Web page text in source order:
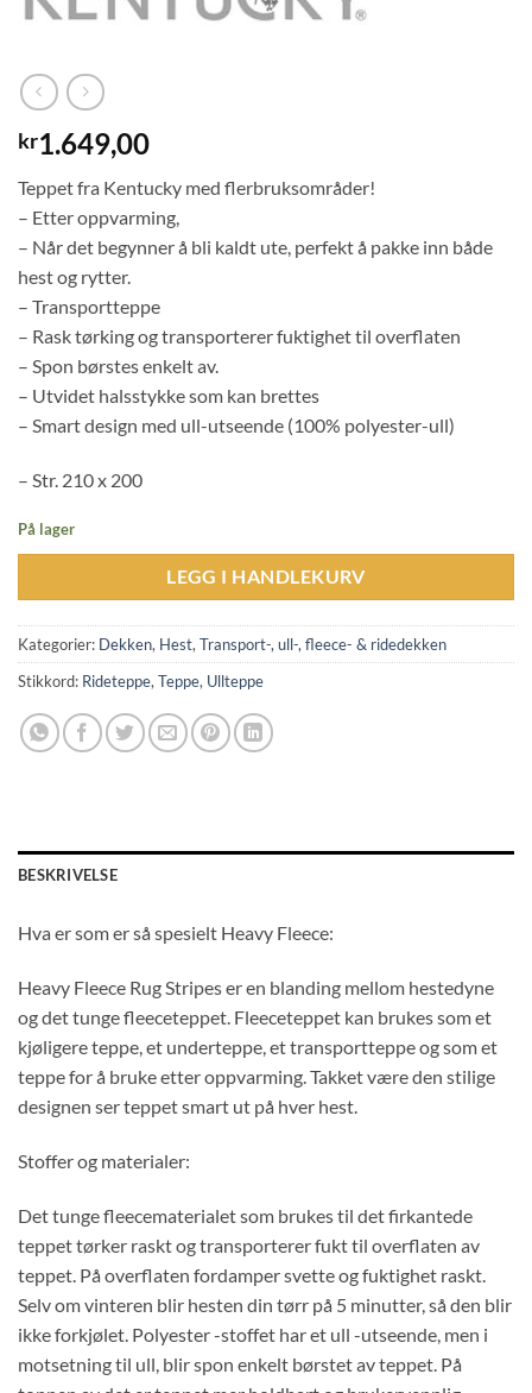
kr1.649,00
Teppet fra Kentucky med flerbruksområder!
– Etter oppvarming,
– Når det begynner å bli kaldt ute, perfekt å pakke inn både
hest og rytter.
– Transportteppe
– Rask tørking og transporterer fuktighet til overflaten
– Spon børstes enkelt av.
– Utvidet halsstykke som kan brettes
– Smart design med ull-utseende (100% polyester-ull)
– Str. 210 x 200
På lager
LEGG I HANDLEKURV
Kategorier: Dekken, Hest, Transport-, ull-, fleece- & ridedekken
Stikkord: Rideteppe, Teppe, Ullteppe
BESKRIVELSE
Hva er som er så spesielt Heavy Fleece:
Heavy Fleece Rug Stripes er en blanding mellom hestedyne
og det tunge fleeceteppet. Fleeceteppet kan brukes som et
kjøligere teppe, et underteppe, et transportteppe og som et
teppe for å bruke etter oppvarming. Takket være den stilige
designen ser teppet smart ut på hver hest.
Stoffer og materialer:
Det tunge fleecematerialet som brukes til det firkantede
teppet tørker raskt og transporterer fukt til overflaten av
teppet. På overflaten fordamper svette og fuktighet raskt.
Selv om vinteren blir hesten din tørr på 5 minutter, så den blir
ikke forkjølet. Polyester -stoffet har et ull -utseende, men i
motsetning til ull, blir spon enkelt børstet av teppet. På